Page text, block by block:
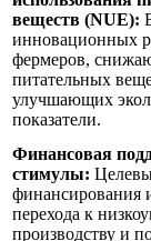
веществ (NUE):
инновационных
фермеров,
питательных
улучшающих
показатели.
Финансовая
стимулы:
финансирования
перехода к
производству и